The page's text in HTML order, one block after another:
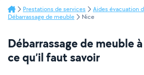
Prestations de services
Aides évacuation
Débarrassage de meuble
Nice
Débarrassage de meuble
ce qu’il faut savoir